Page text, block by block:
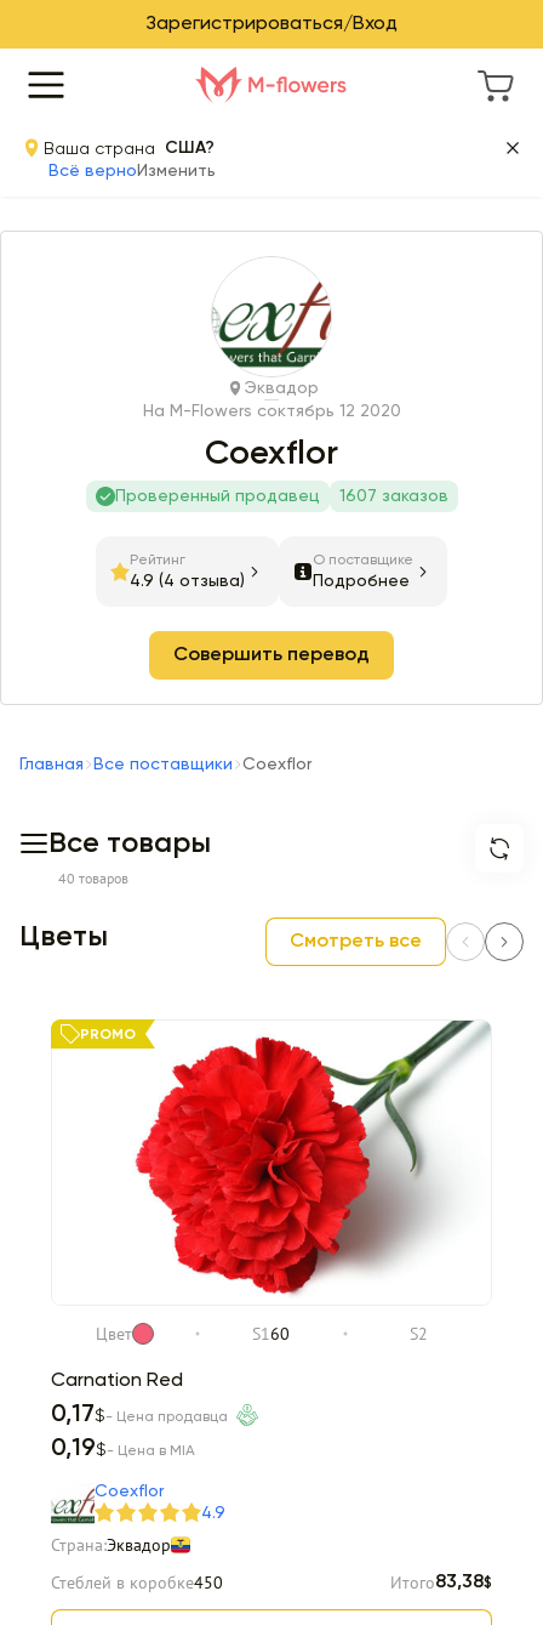
Зарегистрироваться/Вход
Ваша страна
США?
Всё верно Изменить
Эквадор
На M-Flowers соктябрь 12 2020
Coexflor
Проверенный продавец 1607 заказов
Рейтинг
4.9 (4 отзыва)
О поставщике
Подробнее
Совершить перевод
Главная Все поставщики Coexflor
Все товары
40 товаров
Цветы Смотреть все
PROMO
Цвет S160 S2
Carnation Red
0,17$- Цена продавца
0,19$- Цена в MIA
Coexflor
4.9
Страна:Эквадор
Стеблей в коробке450 Итого83,38$